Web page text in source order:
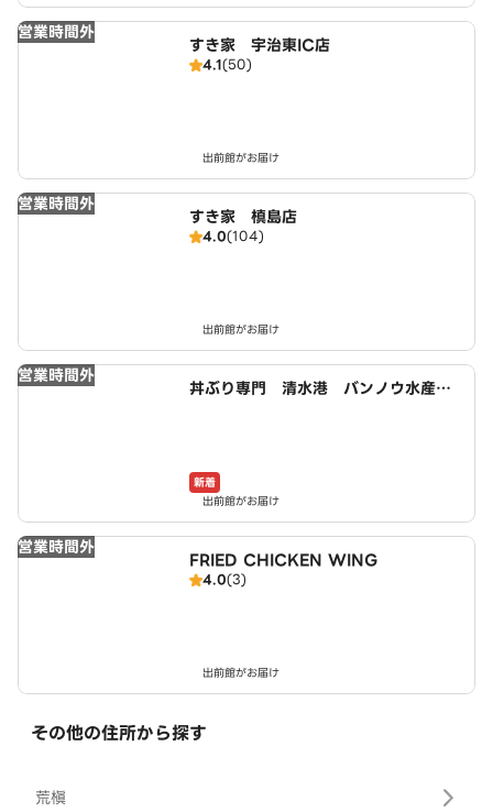
営業時間外
すき家 宇治東IC店
4.1(50)
出前館がお届け
営業時間外
すき家 槙島店
4.0(104)
出前館がお届け
営業時間外
丼ぶり専門 清水港 バンノウ水産
新着
出前館がお届け
営業時間外
FRIED CHICKEN WING
4.0(3)
出前館がお届け
その他の住所から探す
荒槇